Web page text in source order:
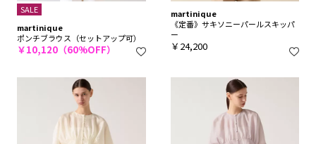
SALE
martinique
ポンチブラウス（セットアップ可）
￥10,120（60%OFF）
martinique
《定番》サキソニーパールスキッパ
ー
￥24,200